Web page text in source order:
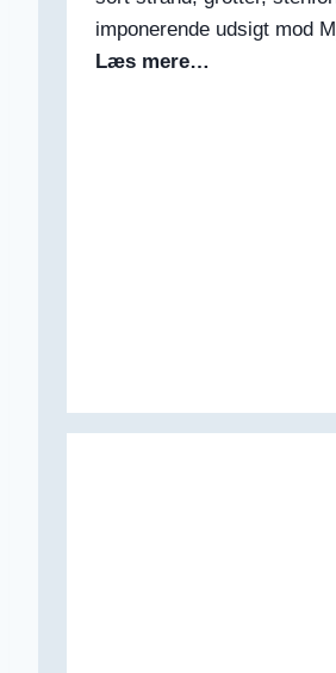
imponerende udsigt mod
Læs mere…